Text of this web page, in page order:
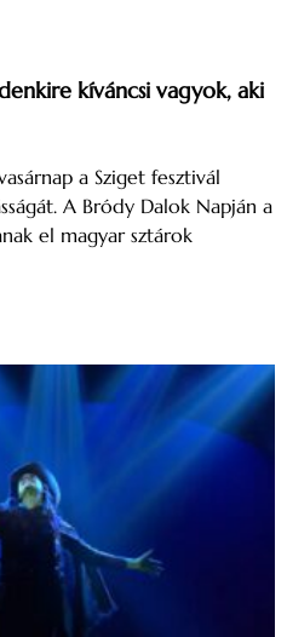
kíváncsi vagyok, aki
a Sziget fesztivál
A Bródy Dalok Napján a
el magyar sztárok